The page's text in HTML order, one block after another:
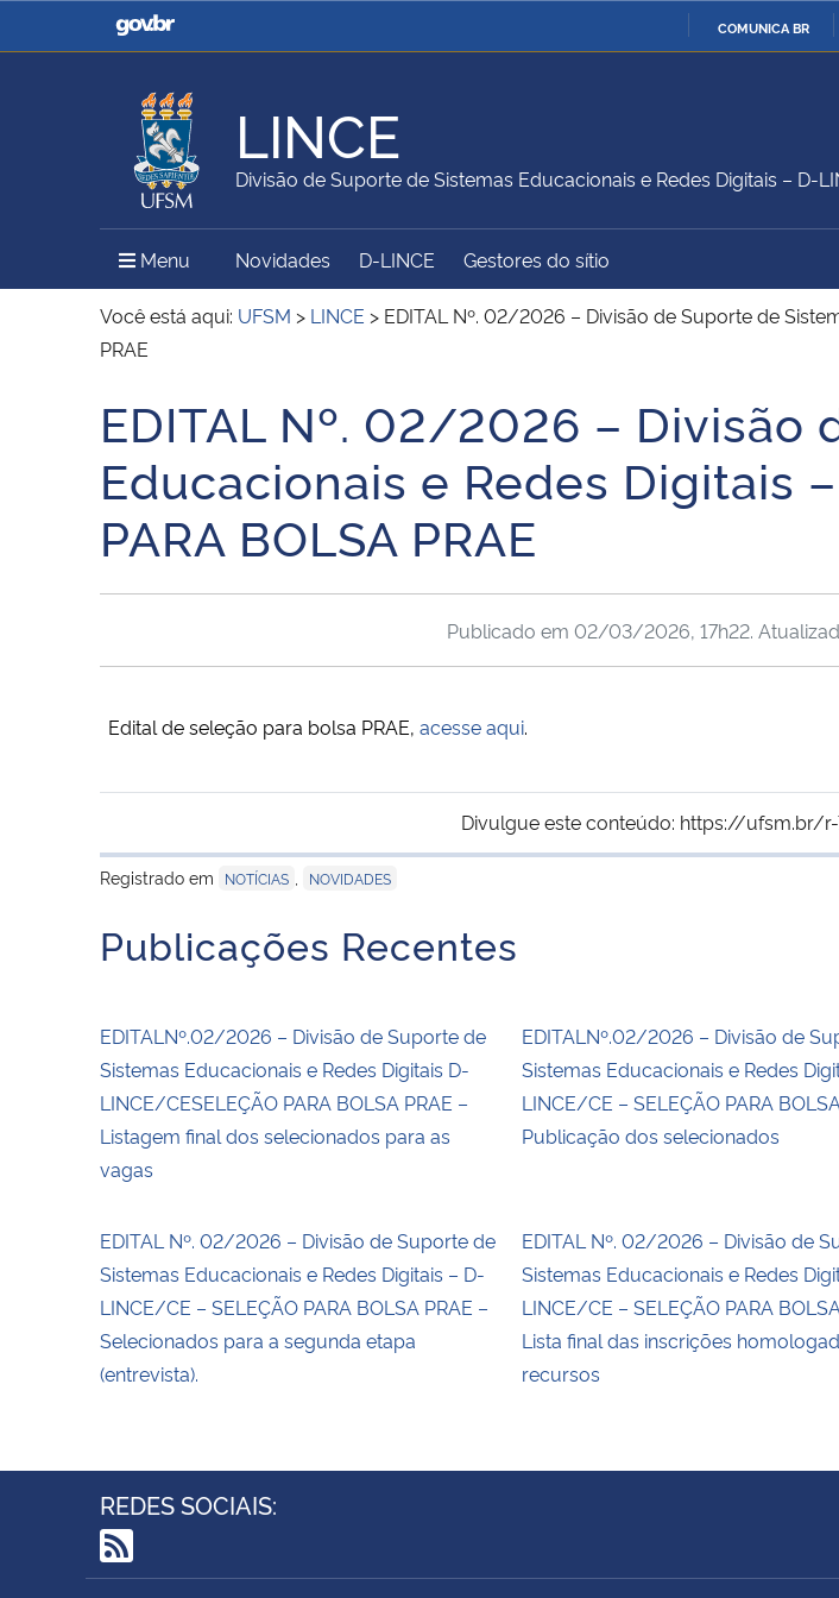
COMUNICA BR
Casa Civil
Ministério da Justiça e
Ministério da Defesa
Ministério da Agricultura,
Pecuária e Abastecimento
Ministério da Educação
Ministério do Meio Ambiente Ministério do Turismo
Ministério do
Desenvolvimento Regional
União
Institucional
Advocacia-Geral da União
LINCE
Divisão de Suporte de Sistemas Educacionais e Redes Digitais – D-
Menu Menu Principal do Sítio
Novidades D-LINCE Gestores do sítio
Você está aqui: UFSM > LINCE > EDITAL Nº. 02/2026 – Divisão de Suporte de
PRAE
Início do conteúdo
EDITAL Nº. 02/2026 – Divisão
Educacionais e Redes Digitais
PARA BOLSA PRAE
Publicado em 02/03/2026, 17h22.
Edital de seleção para bolsa PRAE, acesse aqui.
Divulgue este conteúdo: https://ufsm.br/r-
Registrado em
NOTÍCIAS NOVIDADES
Publicações Recentes
EDITALNº.02/2026 – Divisão de Suporte de
Sistemas Educacionais e Redes Digitais D-
LINCE/CESELEÇÃO PARA BOLSA PRAE –
Listagem final dos selecionados para as
vagas
EDITALNº.02/2026 – Divisão de
Sistemas Educacionais e Redes
LINCE/CE – SELEÇÃO PARA
Publicação dos selecionados
EDITAL Nº. 02/2026 – Divisão de Suporte de
Sistemas Educacionais e Redes Digitais – D-
LINCE/CE – SELEÇÃO PARA BOLSA PRAE –
Selecionados para a segunda etapa
(entrevista).
EDITAL Nº. 02/2026 – Divisão de
Sistemas Educacionais e Redes
LINCE/CE – SELEÇÃO PARA
Lista final das inscrições
recursos
REDES SOCIAIS:
RSS